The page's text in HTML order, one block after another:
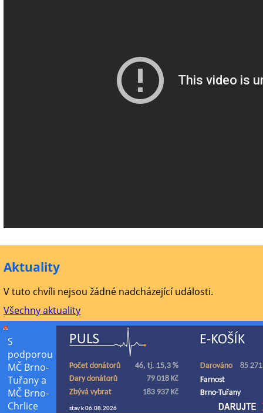
Aktuality
V tuto chvíli nejsou žádné nadcházející události.
Všechny aktuality
S
podporou
MČ Brno-
Tuřany a
MČ Brno-
Chrlice